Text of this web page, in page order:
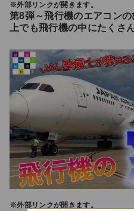
※外部リンクが開きます。
第8弾～飛行機のエアコン
上でも飛行機の中にたくさ
※外部リンクが開きます。